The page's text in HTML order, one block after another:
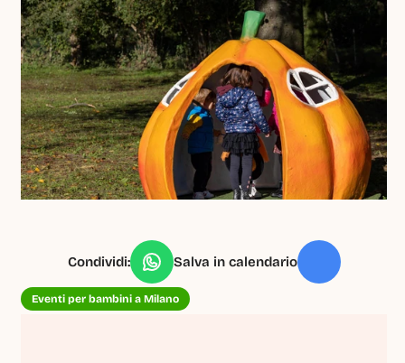
Condividi: Salva in calendario
Eventi per bambini a Milano